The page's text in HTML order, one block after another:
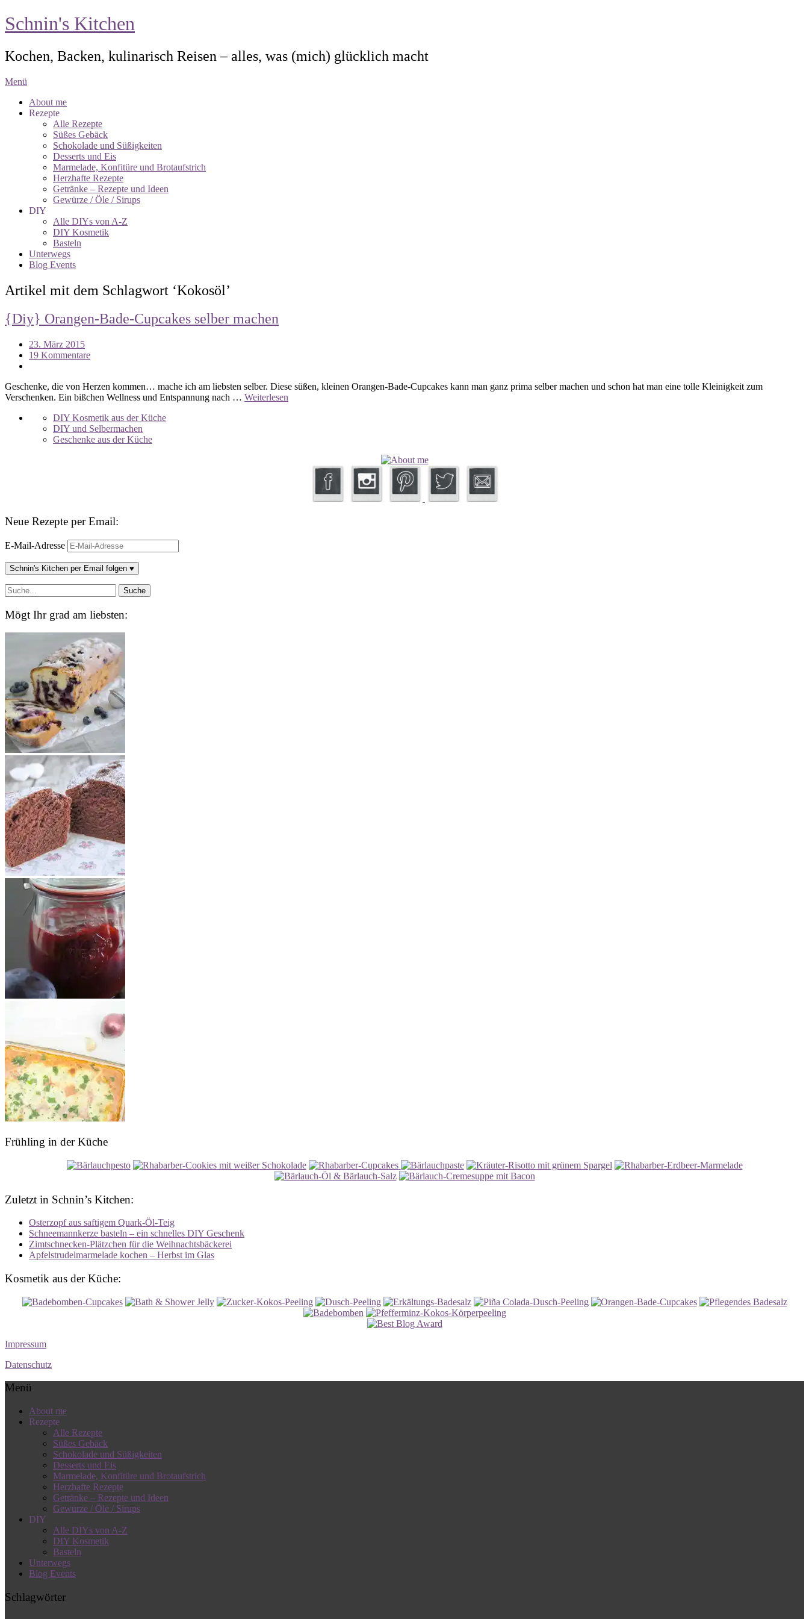
Schnin's Kitchen
Kochen, Backen, kulinarisch Reisen – alles, was (mich) glücklich macht
Menü
About me
Rezepte
Alle Rezepte
Süßes Gebäck
Schokolade und Süßigkeiten
Desserts und Eis
Marmelade, Konfitüre und Brotaufstrich
Herzhafte Rezepte
Getränke – Rezepte und Ideen
Gewürze / Öle / Sirups
DIY
Alle DIYs von A-Z
DIY Kosmetik
Basteln
Unterwegs
Blog Events
Artikel mit dem Schlagwort ‘Kokosöl’
{Diy} Orangen-Bade-Cupcakes selber machen
23. März 2015
19 Kommentare
Geschenke, die von Herzen kommen… mache ich am liebsten selber. Diese süßen, kleinen Orangen-Bade-Cupcakes kann man ganz prima selber machen und schon hat man eine tolle Kleinigkeit zum
Verschenken. Ein bißchen Wellness und Entspannung nach … Weiterlesen
DIY Kosmetik aus der Küche
DIY und Selbermachen
Geschenke aus der Küche
Neue Rezepte per Email:
E-Mail-Adresse
Schnin's Kitchen per Email folgen ♥
Mögt Ihr grad am liebsten:
Frühling in der Küche
Zuletzt in Schnin’s Kitchen:
Osterzopf aus saftigem Quark-Öl-Teig
Schneemannkerze basteln – ein schnelles DIY Geschenk
Zimtschnecken-Plätzchen für die Weihnachtsbäckerei
Apfelstrudelmarmelade kochen – Herbst im Glas
Kosmetik aus der Küche:
Impressum
Datenschutz
Menü
About me
Rezepte
Alle Rezepte
Süßes Gebäck
Schokolade und Süßigkeiten
Desserts und Eis
Marmelade, Konfitüre und Brotaufstrich
Herzhafte Rezepte
Getränke – Rezepte und Ideen
Gewürze / Öle / Sirups
DIY
Alle DIYs von A-Z
DIY Kosmetik
Basteln
Unterwegs
Blog Events
Schlagwörter